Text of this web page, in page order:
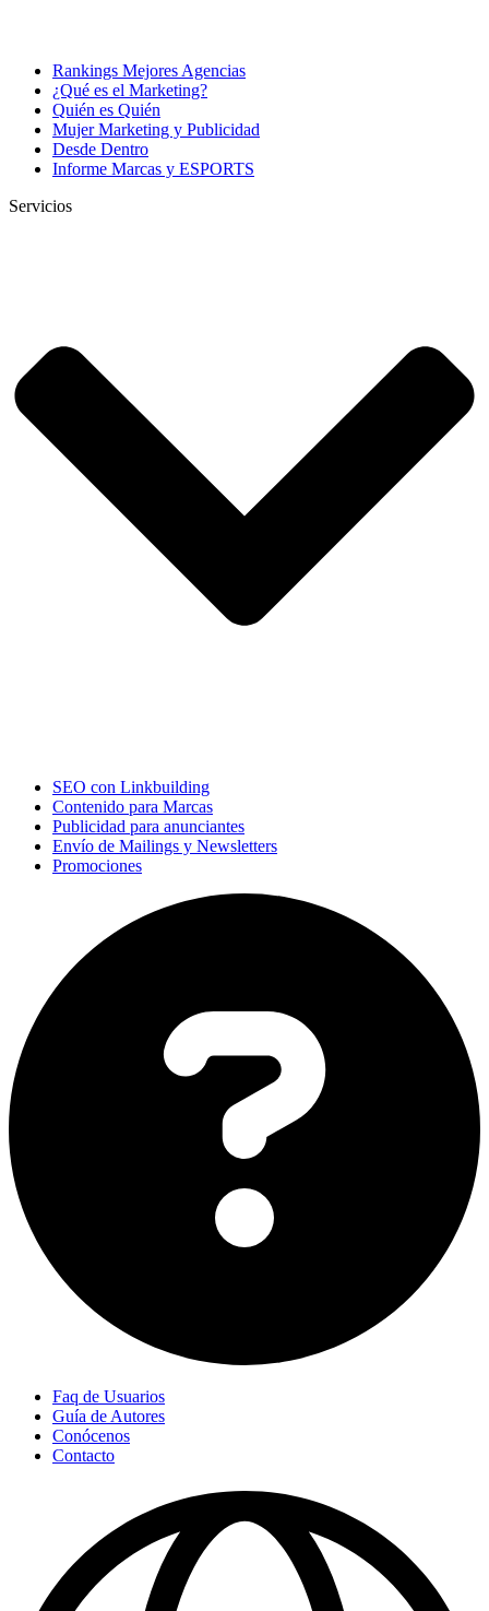
Rankings Mejores Agencias
¿Qué es el Marketing?
Quién es Quién
Mujer Marketing y Publicidad
Desde Dentro
Informe Marcas y ESPORTS
Servicios
SEO con Linkbuilding
Contenido para Marcas
Publicidad para anunciantes
Envío de Mailings y Newsletters
Promociones
Faq de Usuarios
Guía de Autores
Conócenos
Contacto